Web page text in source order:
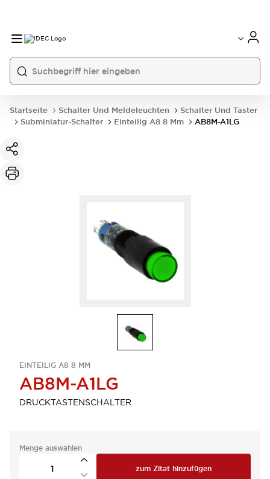
Startseite Schalter Und Meldeleuchten
Schalter Und Taster
Subminiatur-Schalter
Einteilig A8 8 Mm AB8M-A1LG
EINTEILIG A8 8 MM
AB8M-A1LG
DRUCKTASTENSCHALTER
Menge auswählen
zum Zitat hinzufügen